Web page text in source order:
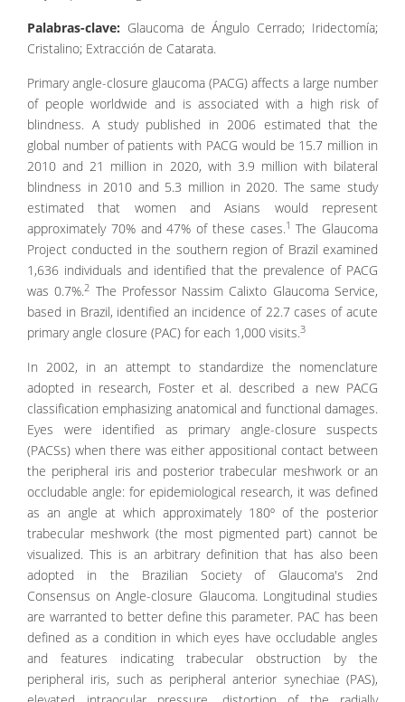
Palabras-clave: Glaucoma de Ángulo Cerrado; Iridectomía;
Cristalino; Extracción de Catarata.
Primary angle-closure glaucoma (PACG) affects a large number
of people worldwide and is associated with a high risk of
blindness. A study published in 2006 estimated that the
global number of patients with PACG would be 15.7 million in
2010 and 21 million in 2020, with 3.9 million with bilateral
blindness in 2010 and 5.3 million in 2020. The same study
estimated that women and Asians would represent
approximately 70% and 47% of these cases.1 The Glaucoma
Project conducted in the southern region of Brazil examined
1,636 individuals and identified that the prevalence of PACG
was 0.7%.2 The Professor Nassim Calixto Glaucoma Service,
based in Brazil, identified an incidence of 22.7 cases of acute
primary angle closure (PAC) for each 1,000 visits.3
In 2002, in an attempt to standardize the nomenclature
adopted in research, Foster et al. described a new PACG
classification emphasizing anatomical and functional damages.
Eyes were identified as primary angle-closure suspects
(PACSs) when there was either appositional contact between
the peripheral iris and posterior trabecular meshwork or an
occludable angle: for epidemiological research, it was defined
as an angle at which approximately 180º of the posterior
trabecular meshwork (the most pigmented part) cannot be
visualized. This is an arbitrary definition that has also been
adopted in the Brazilian Society of Glaucoma's 2nd
Consensus on Angle-closure Glaucoma. Longitudinal studies
are warranted to better define this parameter. PAC has been
defined as a condition in which eyes have occludable angles
and features indicating trabecular obstruction by the
peripheral iris, such as peripheral anterior synechiae (PAS),